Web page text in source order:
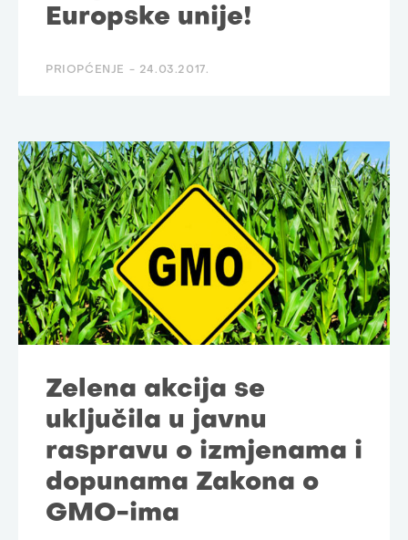
Europske unije!
PRIOPĆENJE - 24.03.2017.
Zelena akcija se
uključila u javnu
raspravu o izmjenama i
dopunama Zakona o
GMO-ima